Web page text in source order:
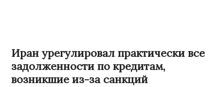
Иран урегулировал практически все
задолженности по кредитам,
возникшие из-за санкций